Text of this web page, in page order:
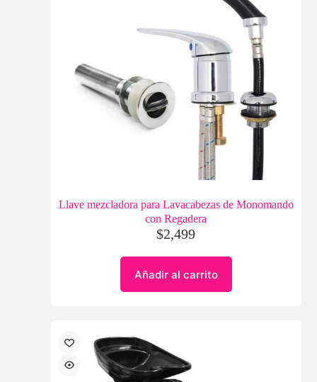
Llave mezcladora para Lavacabezas de Monomando
con Regadera
$2,499
Añadir al carrito